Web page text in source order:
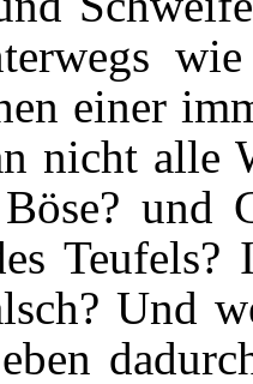
einer
nicht alle
und
Und